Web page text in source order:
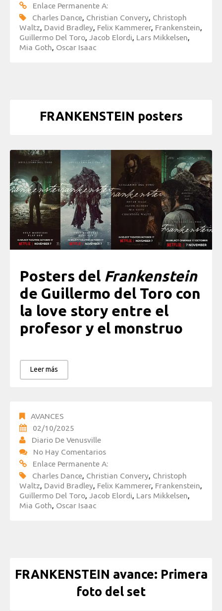
Enlace Permanente A:
Charles Dance Christian Convery Christoph
Waltz David Bradley Felix Kammerer, Frankenstein
Guillermo Del Toro
Jacob Elordi Lars Mikkelsen
Mia Goth Oscar Isaac
FRANKENSTEIN posters
Posters del Frankenstein
de Guillermo del Toro con
la love story entre el
profesor y el monstruo
Leer más
AVANCES
02/10/2025
Diario De Venusville
No Hay Comentarios
Enlace Permanente A:
Charles Dance, Christian Convery, Christoph
Waltz, David Bradley, Felix Kammerer, Frankenstein,
Guillermo Del Toro, Jacob Elordi, Lars Mikkelsen,
Mia Goth, Oscar Isaac
FRANKENSTEIN avance: Primera
foto del set